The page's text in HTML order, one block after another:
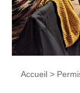
Accueil >